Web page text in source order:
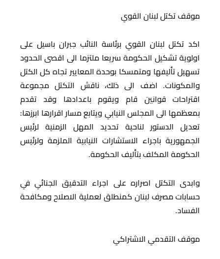
موقف تكتل لبنان القوي
اكد تكتل لبنان القوي برئاسة النائب جبران باسيل على
اولوية تشكيل الحكومة سريعا ملتزما الى اقصى الحدود
تسهيل تأليفها ومتمسكا بوحدة المعايير تجاه كل الكتل
والمكونات. اضف الى ذلك، ناقش التكتل مجموعة
اقتراحات قوانين قام ويقوم باعدادها وقد تقدم
بمعظمها الى المجلس النيابي ويتابع مسار اقرارها ابرزها:
تعديل الدستور لناحية تحديد المهل الزمنية لرئيس
الجمهورية باجراء الاستشارات النيابية الملزمة ولرئيس
الحكومة المكلف بتأليف الحكومة.
وابدى التكتل اصراره على اجراء التدقيق الجنائي في
حسابات مصرف لبنان كمنطلق لعملية الاصلاح ومكافحة
الفساد.
موقف التقدمي الاشتراكي